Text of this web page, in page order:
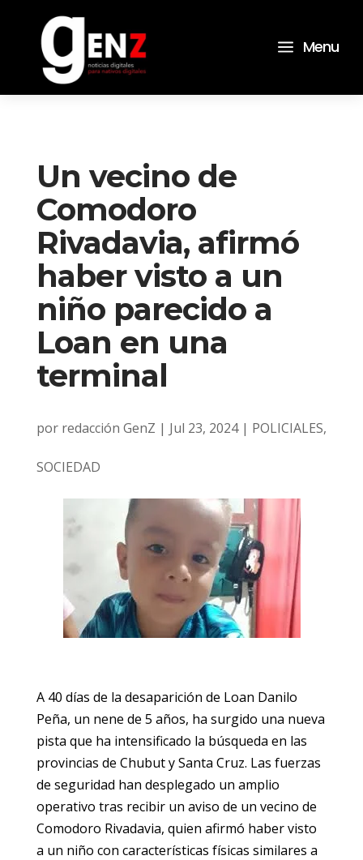
a Menu
Un vecino de
Comodoro
Rivadavia, afirmó
haber visto a un
niño parecido a
Loan en una
terminal
por redacción GenZ | Jul 23, 2024| POLICIALES,
SOCIEDAD
A 40 días de la desaparición de Loan Danilo
Peña, un nene de 5 años, ha surgido una nueva
pista que ha intensificado la búsqueda en las
provincias de Chubut y Santa Cruz. Las fuerzas
de seguridad han desplegado un amplio
operativo tras recibir un aviso de un vecino de
Comodoro Rivadavia, quien afirmó haber visto
a un niño con características físicas similares a